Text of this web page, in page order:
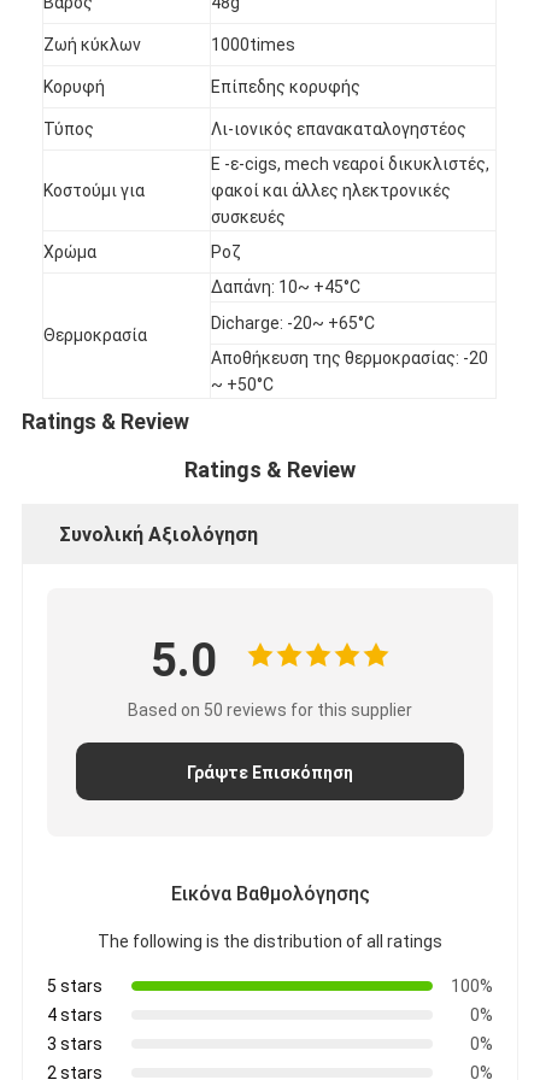
Μας ελάτε σε επαφή με
Ειδήσεις
Συνομιλία τώρα
μπαταρία λίθιου lifepo4
ιονικές επαναφορτιζόμενες μπαταρίες λίθιου
Μπαταρία Lithium Polymer
μπαταρίες ενεργειακής αποθήκευσης
Ζωή κύκλων 1000times
Κορυφή Επίπεδης κορυφής
Τύπος Λι-ιονικός επανακαταλογηστέος
Κοστούμι για
Ε -ε-cigs, mech νεαροί δικυκλιστές,
φακοί και άλλες ηλεκτρονικές
συσκευές
Χρώμα
Ροζ
Θερμοκρασία
Δαπάνη: 10~ +45°C
Dicharge: -20~ +65°C
Αποθήκευση της θερμοκρασίας: -20
~ +50°C
Ratings & Review
Ratings & Review
Συνολική Αξιολόγηση
5.0
Based on 50 reviews for this supplier
Γράψτε Επισκόπηση
Εικόνα Βαθμολόγησης
The following is the distribution of all ratings
5 stars
100%
4 stars
0%
3 stars
0%
2 stars
0%